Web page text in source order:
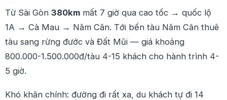
Từ Sài Gòn 380km mất 7 giờ qua cao tốc → quốc lộ
1A → Cà Mau → Năm Căn. Tới bến tàu Năm Căn thuê
tàu sang rừng đước và Đất Mũi — giá khoảng
800.000-1.500.000đ/tàu 4-15 khách cho hành trình 4-
5 giờ.
Khó khăn chính: đường đi rất xa, du khách tự đi 14